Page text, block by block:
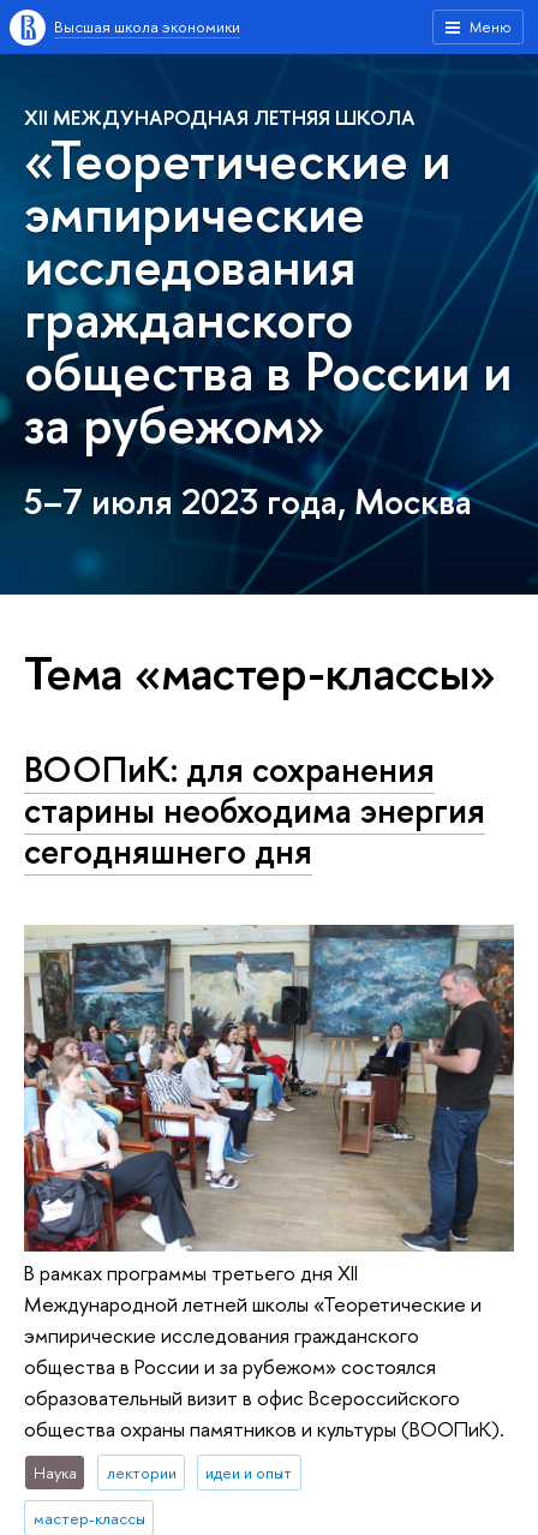
Меню
Высшая школа экономики
XII МЕЖДУНАРОДНАЯ ЛЕТНЯЯ ШКОЛА
«Теоретические и
эмпирические
исследования
гражданского
общества в России и
за рубежом»
5–7 июля 2023 года, Москва
Тема «мастер-классы»
ВООПиК: для сохранения
старины необходима энергия
сегодняшнего дня
В рамках программы третьего дня XII
Международной летней школы «Теоретические и
эмпирические исследования гражданского
общества в России и за рубежом» состоялся
образовательный визит в офис Всероссийского
общества охраны памятников и культуры (ВООПиК).
Наука лектории идеи и опыт
мастер-классы